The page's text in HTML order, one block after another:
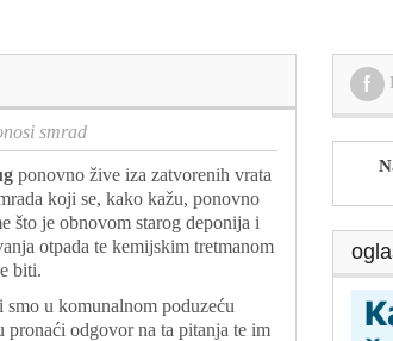
smrad
ponovno žive iza zatvorenih vrata
koji se, kako kažu, ponovno
što je obnovom starog deponija i
otpada te kemijskim tretmanom
biti.
u komunalnom poduzeću
pronaći odgovor na ta pitanja te im